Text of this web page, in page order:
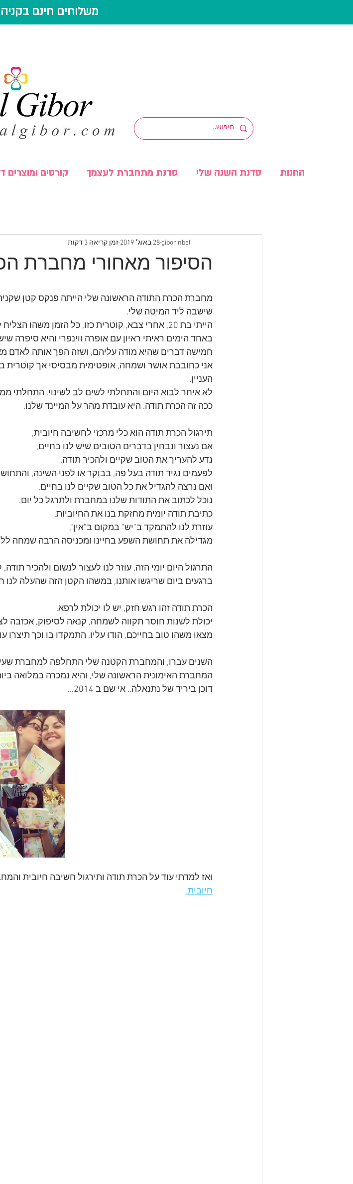
משלוחים חינם בקניה
החנות סדנת השנה שלי סדנת מתחברת לעצמך קורסים ומוצרים
הסיפור מאחורי מחברת
giborinbal28 באוג׳ 2019 זמן קריאה 3 דקות
שישבה ליד המיטה שלי.
הייתי בת 20, אחרי צבא, קוטרית כזו, כל הזמן משהו הצליח לבאס אותי.
באחד הימים ראיתי ראיון עם אופרה ווינפרי והיא סיפרה
חמישה דברים שהיא מודה עליהם, ושזה הפך אותה לאדם
אני כחובבת אושר ושמחה, אופטימית מבסיסי אך קוטרית
העניין.
לא איחר לבוא היום והתחלתי לשים לב לשינוי. התחלתי
ככה זה הכרת תודה. היא עובדת מהר על המיינד שלנו.
תירגול הכרת תודה הוא כלי מרכזי לחשיבה חיובית,
אם נעצור ונבחין בדברים הטובים שיש לנו בחיים,
נדע להעריך את הטוב שקיים ולהכיר תודה.
לפעמים נגיד תודה בעל פה, בבוקר או לפני השינה,
ואם נרצה להגדיל את כל הטוב שקיים לנו בחיים,
נוכל לכתוב את התודות שלנו במחברת ולתרגל כל יום.
כתיבת תודה יומית מחזקת בנו את החיוביות,
עוזרת לנו להתמקד ב"יש" במקום ב"אין",
מגדילה את תחושת השפע בחיינו ומכניסה הרבה שמחה
התרגול היום יומי הזה, עוזר לנו לעצור לנשום ולהכיר
ברגעים ביום שריגשו אותנו, במשהו הקטן הזה שהעלה לנו
הכרת תודה זהו רגש חזק, יש לו יכולת לרפא.
יכולת לשנות חוסר תקווה לשמחה, קנאה לסיפוק, אכזבה
מצאו משהו טוב בחייכם, הודו עליו, התמקדו בו וכך
השנים עברו, והמחברת הקטנה שלי התחלפה למחברת
המחברת האימונית הראשונה שלי, והיא נמכרה במלואה
דוכן ביריד של נתנאלה.. אי שם ב 2014...
ואז למדתי עוד על הכרת תודה ותירגול חשיבה חיובית
חיובית.